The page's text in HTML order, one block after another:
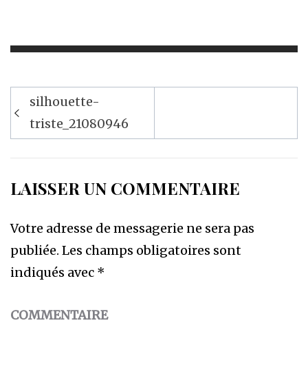
Navigation
de
l’article
silhouette-
triste_21080946
LAISSER UN COMMENTAIRE
Votre adresse de messagerie ne sera pas
publiée. Les champs obligatoires sont
indiqués avec *
COMMENTAIRE